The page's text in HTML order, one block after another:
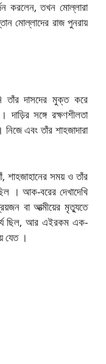
করলেন, তখন মোল্লারা
মোল্লাদের রাজ পুনরায়
তাঁর দাসদের মুক্ত করে
দাড়ির সঙ্গে রক্ষণশীলতা
এবং তাঁর শাহজাদারা
শাহজাহানের সময় ও তাঁর
। আক-বরের দেখাদেখি
বা আত্মীয়ের মৃত্যুতে
ছিল, আর এইরকম এক-
যেত ।